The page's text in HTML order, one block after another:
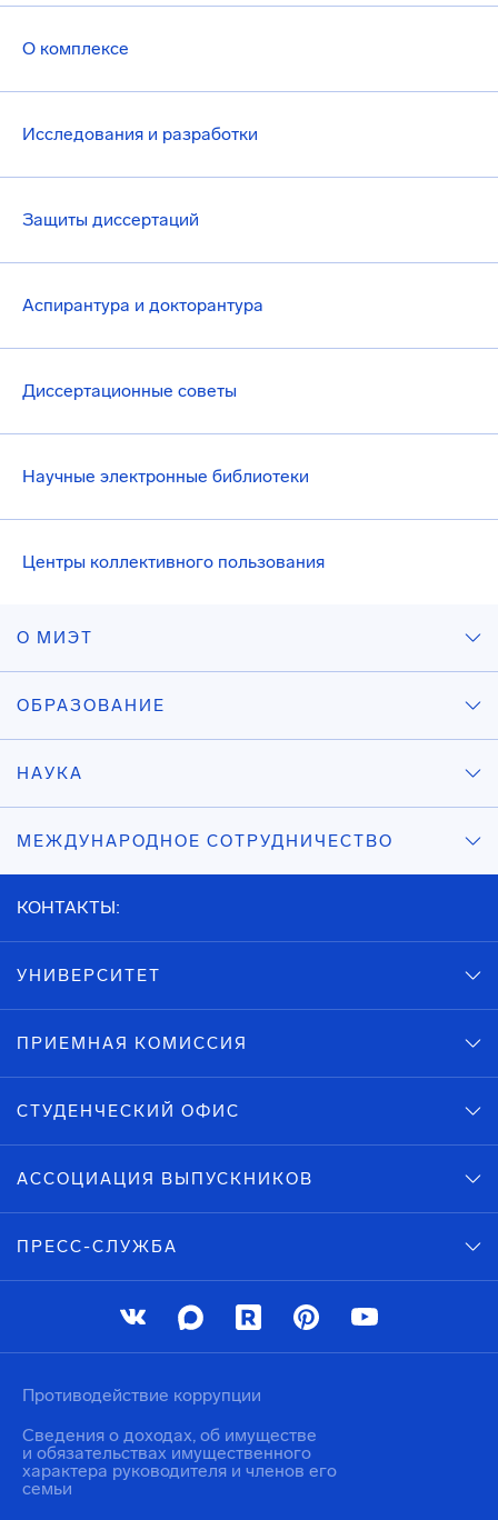
О комплексе
Исследования и разработки
Защиты диссертаций
Аспирантура и докторантура
Диссертационные советы
Научные электронные библиотеки
Центры коллективного пользования
О МИЭТ
ОБРАЗОВАНИЕ
НАУКА
МЕЖДУНАРОДНОЕ СОТРУДНИЧЕСТВО
КОНТАКТЫ:
УНИВЕРСИТЕТ
ПРИЕМНАЯ КОМИССИЯ
СТУДЕНЧЕСКИЙ ОФИС
АССОЦИАЦИЯ ВЫПУСКНИКОВ
ПРЕСС-СЛУЖБА
Противодействие коррупции
Сведения о доходах, об имуществе
и обязательствах имущественного
характера руководителя и членов его
семьи